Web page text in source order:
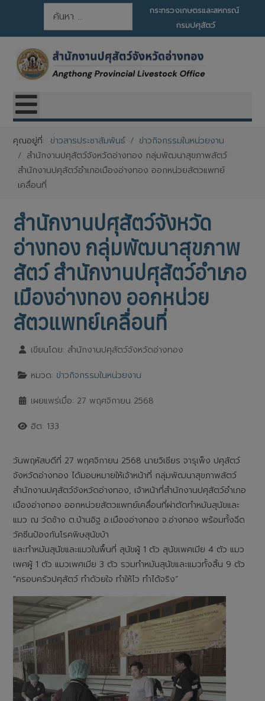
การค้นหา
กระทรวงเกษตรและสหกรณ์
กรมปศุสัตว์
คุณอยู่ที่: ข่าวสารประชาสัมพันธ์
ข่าวกิจกรรมในหน่วยงาน
สำนักงานปศุสัตว์จังหวัดอ่างทอง กลุ่มพัฒนาสุขภาพสัตว์
สำนักงานปศุสัตว์อำเภอเมืองอ่างทอง ออกหน่วยสัตวแพทย์
เคลื่อนที่
สำนักงานปศุสัตว์จังหวัด
อ่างทอง กลุ่มพัฒนาสุขภาพ
สัตว์ สำนักงานปศุสัตว์อำเภอ
เมืองอ่างทอง ออกหน่วย
สัตวแพทย์เคลื่อนที่
เขียนโดย: สำนักงานปศุสัตว์จังหวัดอ่างทอง
หมวด: ข่าวกิจกรรมในหน่วยงาน
เผยแพร่เมื่อ: 27 พฤศจิกายน 2568
ฮิต: 133
วันพฤหัสบดีที่ 27 พฤศจิกายน 2568 นายวิเชียร จารุเพ็ง ปศุสัตว์
จังหวัดอ่างทอง ได้มอบหมายให้เจ้าหน้าที่ กลุ่มพัฒนาสุขภาพสัตว์
สำนักงานปศุสัตว์จังหวัดอ่างทอง, เจ้าหน้าที่สำนักงานปศุสัตว์อำเภอ
เมืองอ่างทอง ออกหน่วยสัตวแพทย์เคลื่อนที่ผ่าตัดทำหมันสุนัขและ
แมว ณ วัดช้าง ต.บ้านอิฐ อ.เมืองอ่างทอง จ.อ่างทอง พร้อมทั้งฉีด
วัคซีนป้องกันโรคพิษสุนัขบ้า
และทำหมันสุนัขและแมวในพื้นที่ สุนัขผู้ 1 ตัว สุนัขเพศเมีย 4 ตัว แมว
เพศผู้ 1 ตัว แมวเพศเมีย 3 ตัว รวมทำหมันสุนัขและแมวทั้งสิ้น 9 ตัว
"ครอบครัวปศุสัตว์ ทำด้วยใจ ทำให้ไว ทำได้จริง“